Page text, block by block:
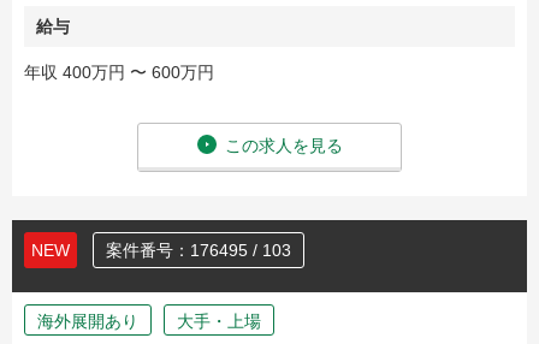
給与
年収 400万円 〜 600万円
この求人を見る
NEW 案件番号：176495 / 103
海外展開あり 大手・上場